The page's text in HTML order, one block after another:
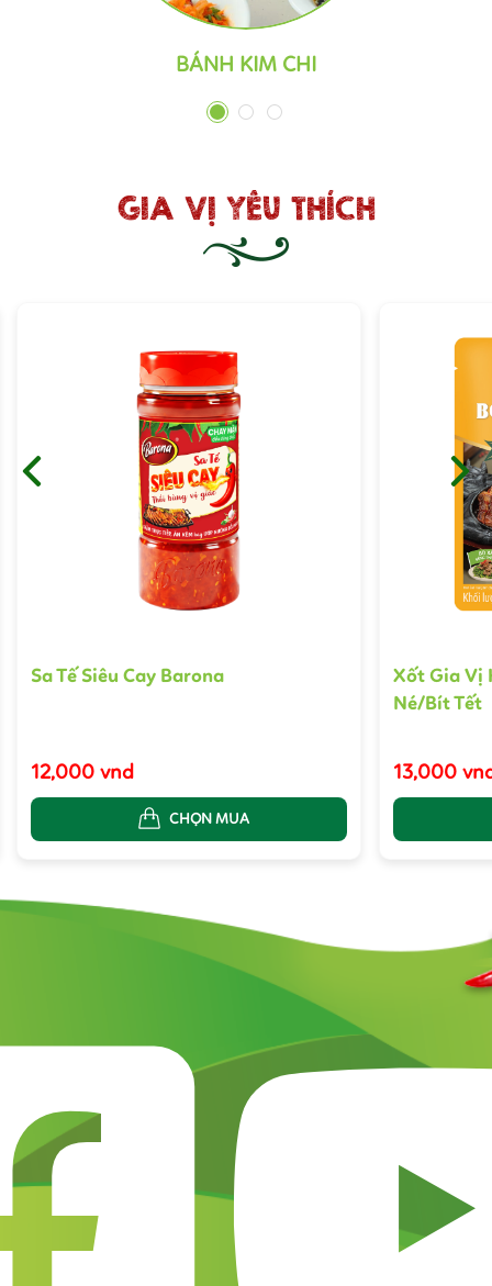
BÁNH KIM CHI
1 2 3
GIA VỊ YÊU THÍCH
Sa Tế Siêu Cay Barona
12,000 vnd
CHỌN MUA
Xốt Gia Vị
Né/Bít Tết
13,000